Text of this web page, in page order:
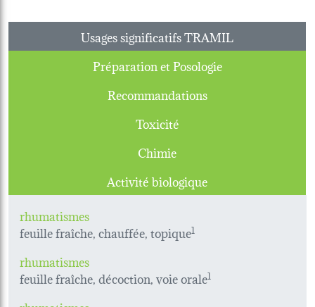
Usages significatifs TRAMIL
Préparation et Posologie
Recommandations
Toxicité
Chimie
Activité biologique
rhumatismes
feuille fraîche, chauffée, topique1
rhumatismes
feuille fraîche, décoction, voie orale1